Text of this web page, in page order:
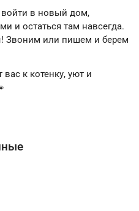
войти в новый дом,
и остаться там навсегда.
Звоним или пишем и берем
к котенку, уют и